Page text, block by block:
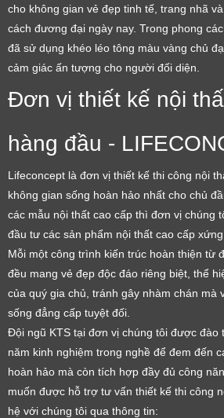
cho không gian vẻ đẹp tinh tế, trang nhã
cách đương đại ngày nay. Trong phong
đã sử dụng khéo léo tông màu vàng chủ
cảm giác ấn tượng cho người đối diện.
Đơn vị thiết kế nội
hàng đầu -
Lifeconcept là đơn vị thiết kế thi công nội
không gian sống hoàn hảo nhất cho chủ
các mẫu nội thất cao cấp thì đơn vị chúng
đầu tư các sản phẩm nội thất cao cấp
Mỗi một công trình kiến trúc hoàn thiện từ
đều mang vẻ đẹp độc đáo riêng biệt, thể
của quý gia chủ, tránh gây nhàm chán mà
sống đẳng cấp tuyệt đối.
Đội ngũ KTS tại đơn vị chúng tôi được đào
năm kinh nghiệm trong nghề để đem đến
hoàn hảo mà còn tích hợp đầy đủ công
muốn được hỗ trợ tư vấn thiết kế thi công
hệ với chúng tôi qua thông tin: